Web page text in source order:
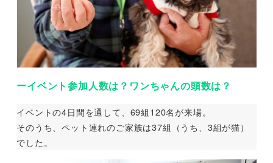
ーイベント参加人数は？ワンちゃんの頭数は？
イベントの4日間を通して、69組120名が来場。
そのうち、ペット連れのご家族は37組（うち、3組が猫）
でした。